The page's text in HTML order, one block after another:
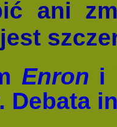
ani
Enron i
Debata